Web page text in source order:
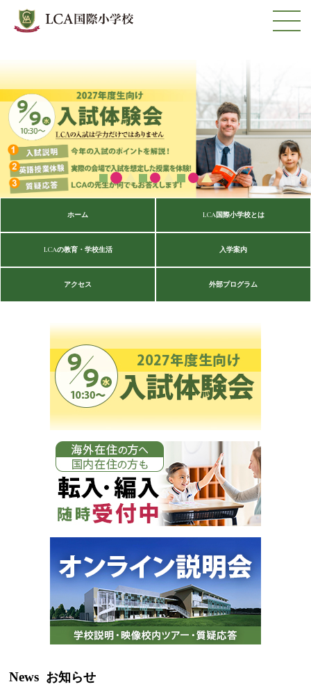
ホーム LCA国際小学校とは
LCAの教育・学校生活 入学案内
アクセス 外部プログラム
News お知らせ